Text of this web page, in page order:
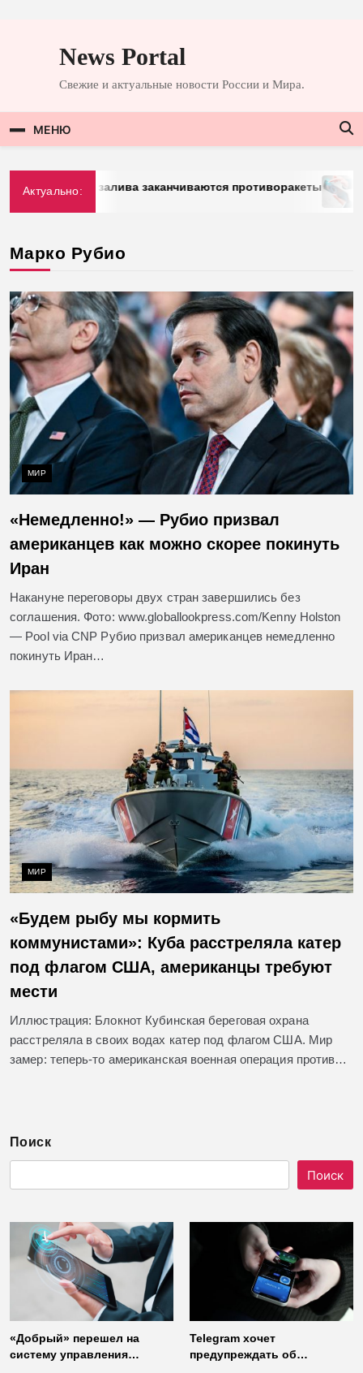
содержимомуNews Portal
Свежие и актуальные новости России и Мира.
МЕНЮ
Актуально:
Персидского залива заканчиваются противоракеты
Марко Рубио
МИР
«Немедленно!» — Рубио призвал
американцев как можно скорее покинуть
Иран
Накануне переговоры двух стран завершились без
соглашения. Фото: www.globallookpress.com/Kenny Holston
— Pool via CNP Рубио призвал американцев немедленно
покинуть Иран…
МИР
«Будем рыбу мы кормить
коммунистами»: Куба расстреляла катер
под флагом США, американцы требуют
мести
Иллюстрация: Блокнот Кубинская береговая охрана
расстреляла в своих водах катер под флагом США. Мир
замер: теперь-то американская военная операция против…
Поиск
Поиск
«Добрый» перешел на
систему управления
Telegram хочет
предупреждать об